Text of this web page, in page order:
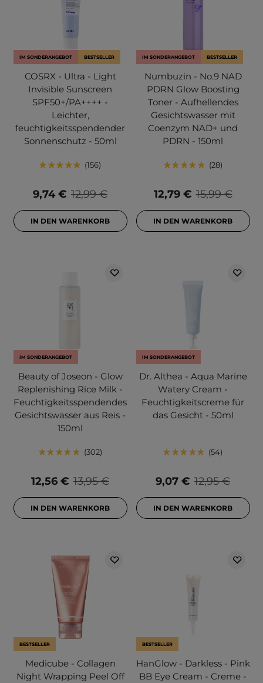
IM SONDERANGEBOT BESTSELLER
COSRX - Ultra - Light
Invisible Sunscreen
SPF50+/PA++++ -
Leichter,
feuchtigkeitsspendender
Sonnenschutz - 50ml
156
12,99 €
9,74 €
IN DEN WARENKORB
IM SONDERANGEBOT BESTSELLER
Numbuzin - No.9 NAD
PDRN Glow Boosting
Toner - Aufhellendes
Gesichtswasser mit
Coenzym NAD+ und
PDRN - 150ml
28
15,99 €
12,79 €
IN DEN WARENKORB
IM SONDERANGEBOT
Beauty of Joseon - Glow
Replenishing Rice Milk -
Feuchtigkeitsspendendes
Gesichtswasser aus Reis -
150ml
302
13,95 €
12,56 €
IN DEN WARENKORB
IM SONDERANGEBOT
Dr. Althea - Aqua Marine
Watery Cream -
Feuchtigkeitscreme für
das Gesicht - 50ml
54
12,95 €
9,07 €
IN DEN WARENKORB
BESTSELLER
Medicube - Collagen
Night Wrapping Peel Off
BESTSELLER
HanGlow - Darkless - Pink
BB Eye Cream - Creme -